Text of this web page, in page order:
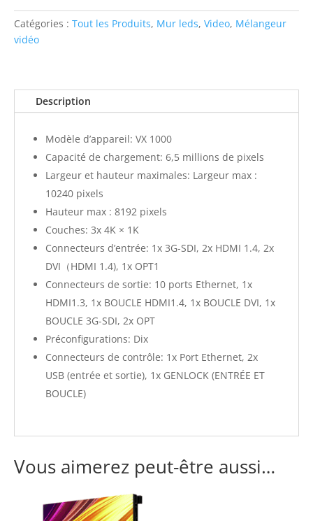
NovaStar
VX-
Catégories : Tout les Produits, Mur leds, Video, Mélangeur
vidéo
Description
Modèle d’appareil: VX 1000
Capacité de chargement: 6,5 millions de pixels
Largeur et hauteur maximales: Largeur max :
10240 pixels
Hauteur max : 8192 pixels
Couches: 3x 4K × 1K
Connecteurs d’entrée: 1x 3G-SDI, 2x HDMI 1.4, 2x
DVI（HDMI 1.4), 1x OPT1
Connecteurs de sortie: 10 ports Ethernet, 1x
HDMI1.3, 1x BOUCLE HDMI1.4, 1x BOUCLE DVI, 1x
BOUCLE 3G-SDI, 2x OPT
Préconfigurations: Dix
Connecteurs de contrôle: 1x Port Ethernet, 2x
USB (entrée et sortie), 1x GENLOCK (ENTRÉE ET
BOUCLE)
Vous aimerez peut-être aussi…